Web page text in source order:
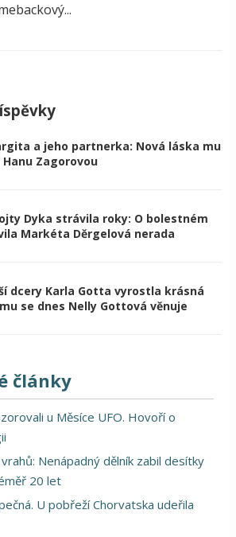
a jeho partnerka: Nová láska mu
Zagorovou
Dyka strávila roky: O bolestném
Markéta Děrgelová nerada
dcery Karla Gotta vyrostla krásná
se dnes Nelly Gottová věnuje
články
u Měsíce UFO. Hovoří o
Nenápadný dělník zabil desítky
20 let
U pobřeží Chorvatska udeřila